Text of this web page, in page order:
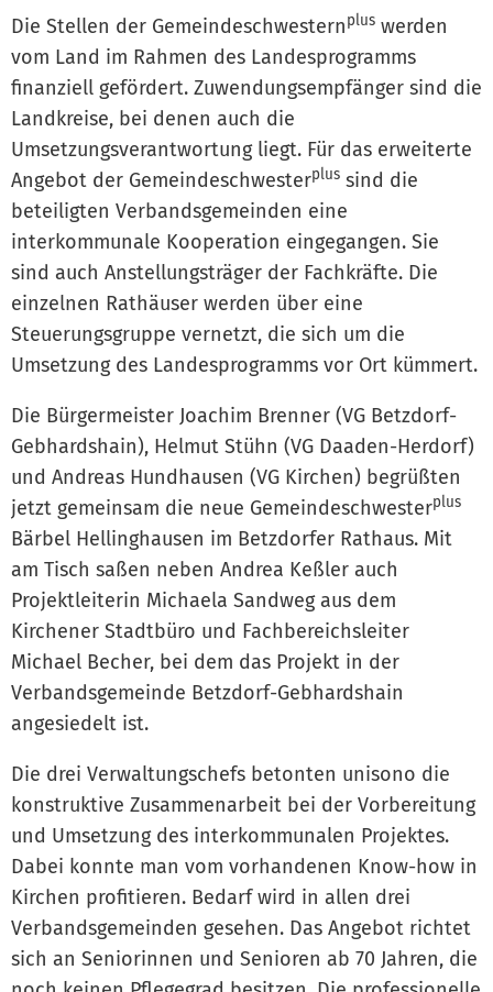
Die Stellen der Gemeindeschwesternplus werden
vom Land im Rahmen des Landesprogramms
finanziell gefördert. Zuwendungsempfänger sind die
Landkreise, bei denen auch die
Umsetzungsverantwortung liegt. Für das erweiterte
Angebot der Gemeindeschwesterplus sind die
beteiligten Verbandsgemeinden eine
interkommunale Kooperation eingegangen. Sie
sind auch Anstellungsträger der Fachkräfte. Die
einzelnen Rathäuser werden über eine
Steuerungsgruppe vernetzt, die sich um die
Umsetzung des Landesprogramms vor Ort kümmert.
Die Bürgermeister Joachim Brenner (VG Betzdorf-
Gebhardshain), Helmut Stühn (VG Daaden-Herdorf)
und Andreas Hundhausen (VG Kirchen) begrüßten
jetzt gemeinsam die neue Gemeindeschwesterplus
Bärbel Hellinghausen im Betzdorfer Rathaus. Mit
am Tisch saßen neben Andrea Keßler auch
Projektleiterin Michaela Sandweg aus dem
Kirchener Stadtbüro und Fachbereichsleiter
Michael Becher, bei dem das Projekt in der
Verbandsgemeinde Betzdorf-Gebhardshain
angesiedelt ist.
Die drei Verwaltungschefs betonten unisono die
konstruktive Zusammenarbeit bei der Vorbereitung
und Umsetzung des interkommunalen Projektes.
Dabei konnte man vom vorhandenen Know-how in
Kirchen profitieren. Bedarf wird in allen drei
Verbandsgemeinden gesehen. Das Angebot richtet
sich an Seniorinnen und Senioren ab 70 Jahren, die